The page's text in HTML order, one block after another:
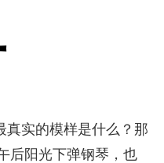
真实的模样是什么？那
后阳光下弹钢琴，也